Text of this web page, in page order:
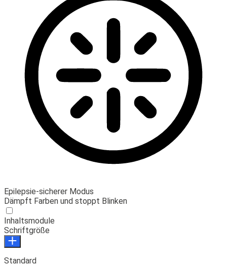
Epilepsie-sicherer Modus
Dämpft Farben und stoppt Blinken
Inhaltsmodule
Schriftgröße
Standard